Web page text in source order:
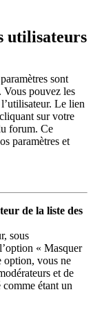
utilisateurs
sont
Vous pouvez les
Le lien
sur votre
forum. Ce
paramètres et
de la liste des
sous
« Masquer
option, vous ne
et de
étant un